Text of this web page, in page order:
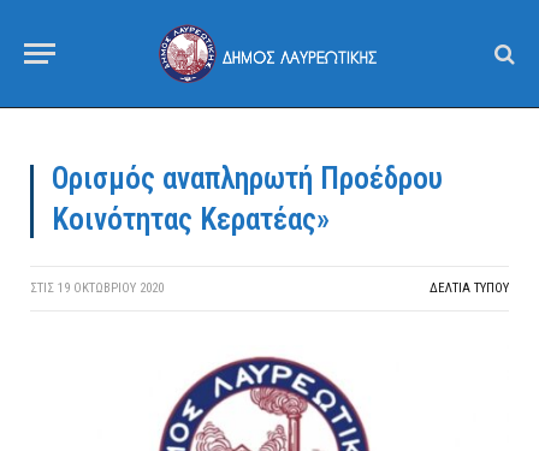
Ορισμός αναπληρωτή Προέδρου
Κοινότητας Κερατέας»
ΣΤΙΣ 19 ΟΚΤΩΒΡΊΟΥ 2020 ΔΕΛΤΙΑ ΤΥΠΟΥ